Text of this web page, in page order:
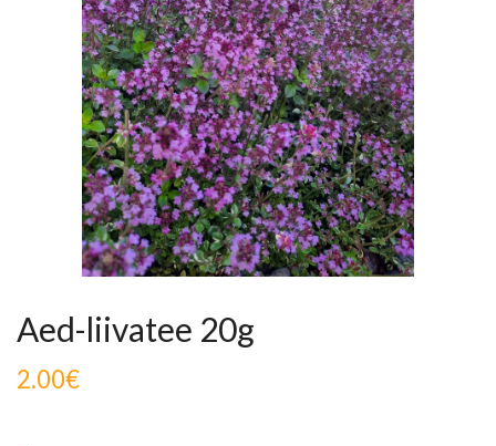
Aed-liivatee 20g
2.00€